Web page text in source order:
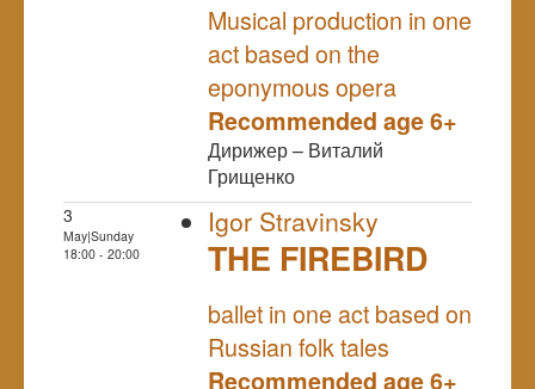
Musical production in one
act based on the
eponymous opera
Recommended age 6+
Дирижер – Виталий
Грищенко
3
May|Sunday
18:00 - 20:00
Igor Stravinsky
THE FIREBIRD
ballet in one act based on
Russian folk tales
Recommended age 6+